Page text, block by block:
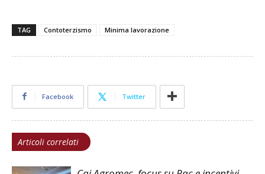
TAG Contoterzismo Minima lavorazione
Facebook Twitter
Articoli correlati